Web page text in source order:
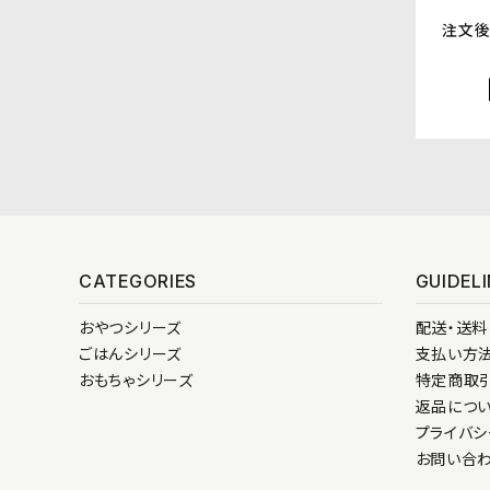
注文
CATEGORIES
おやつシリーズ
ごはんシリーズ
おもちゃシリーズ
配送・送
支払い方
特定商取
返品につ
プライバ
お問い合